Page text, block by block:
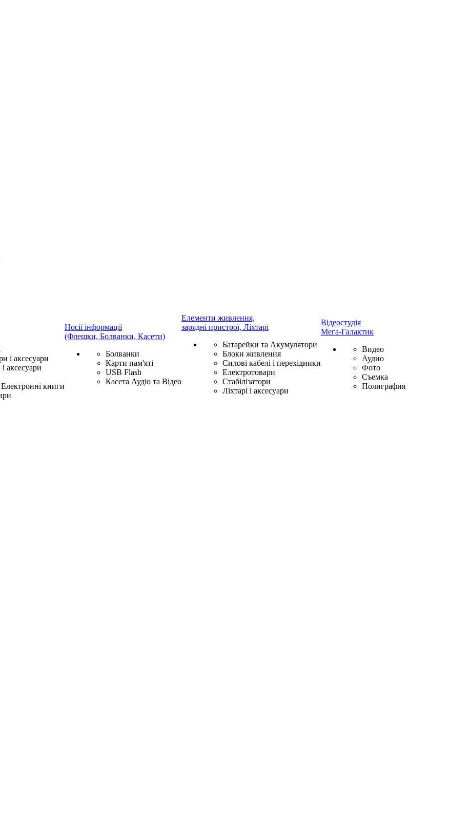
і аксесуари
аксесуари
книги
Носії інформації
(Флешки, Болванки, Касети)
Болванки
Карти пам'яті
USB Flash
Касета Аудіо та Відео
Елементи живлення,
зарядні пристрої, Ліхтарі
Батарейки та Акумулятори
Блоки живлення
Силові кабелі і перехідники
Електротовари
Стабілізатори
Ліхтарі і аксесуари
Відеостудія
Мега-Галактик
Видео
Аудио
Фото
Съемка
Полиграфия